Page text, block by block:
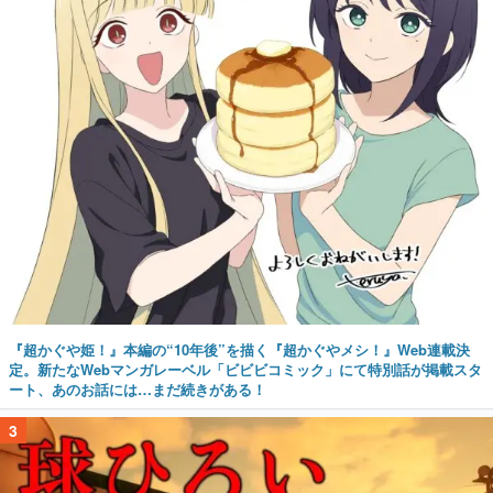
『超かぐや姫！』本編の“10年後”を描く『超かぐやメシ！』Web連載決
定。新たなWebマンガレーベル「ビビビコミック」にて特別話が掲載スタ
ート、あのお話には…まだ続きがある！
3